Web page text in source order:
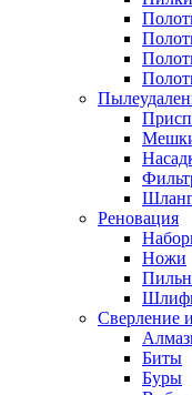
Реновация
Ножи
Сверление
Биты
Буры